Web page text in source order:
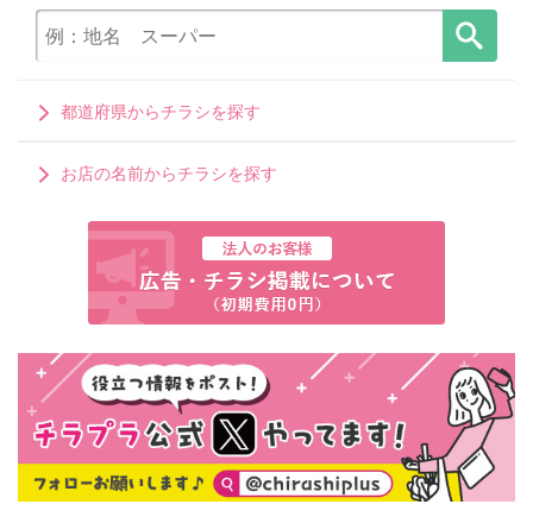
都道府県からチラシを探す
お店の名前からチラシを探す